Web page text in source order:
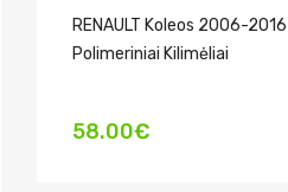
RENAULT Koleos 2006-2016
Polimeriniai Kilimėliai
58.00€